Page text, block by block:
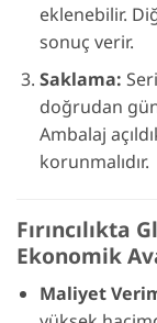
eklenebilir.
sonuç verir.
Saklama:
doğrudan
Ambalaj
korunmalıdır.
Fırıncılıkta
Ekonomik
Maliyet